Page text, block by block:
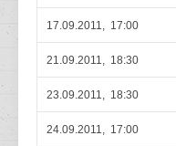
17.09.2011, 17:00
21.09.2011, 18:30
23.09.2011, 18:30
24.09.2011, 17:00